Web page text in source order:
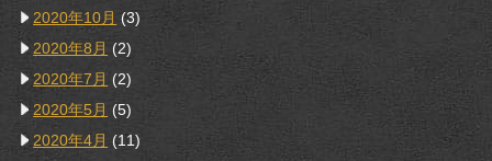
2020年10月 (3)
2020年8月 (2)
2020年7月 (2)
2020年5月 (5)
2020年4月 (11)